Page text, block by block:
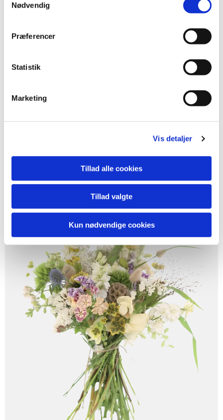
Nødvendig
Præferencer
Statistik
Marketing
Vis detaljer
Tillad alle cookies
Tillad valgte
Kun nødvendige cookies